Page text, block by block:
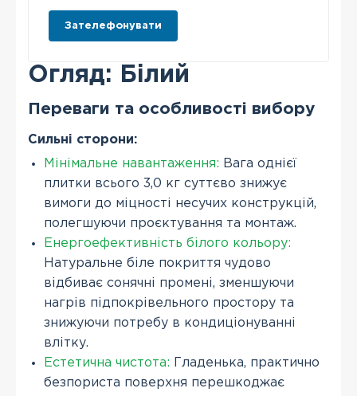
Зателефонувати
Огляд: Білий
Переваги та особливості вибору
Сильні сторони:
Мінімальне навантаження: Вага однієї
плитки всього 3,0 кг суттєво знижує
вимоги до міцності несучих конструкцій,
полегшуючи проєктування та монтаж.
Енергоефективність білого кольору:
Натуральне біле покриття чудово
відбиває сонячні промені, зменшуючи
нагрів підпокрівельного простору та
знижуючи потребу в кондиціонуванні
влітку.
Естетична чистота: Гладенька, практично
безпориста поверхня перешкоджає